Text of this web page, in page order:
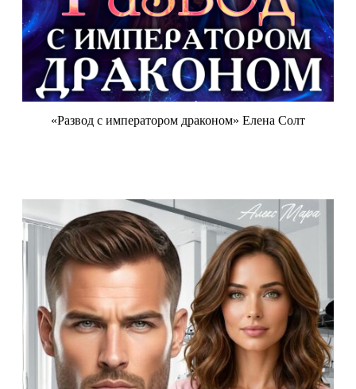
«Развод с императором драконом» Елена Солт